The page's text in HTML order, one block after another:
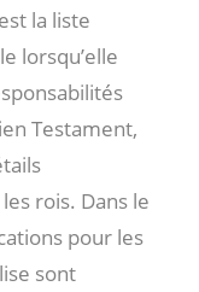
la liste
lorsqu’elle
Testament,
rois. Dans le
pour les
sont